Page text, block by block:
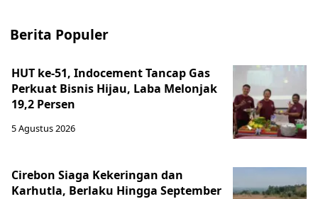
Berita Populer
HUT ke-51, Indocement Tancap Gas
Perkuat Bisnis Hijau, Laba Melonjak
19,2 Persen
5 Agustus 2026
Cirebon Siaga Kekeringan dan
Karhutla, Berlaku Hingga September